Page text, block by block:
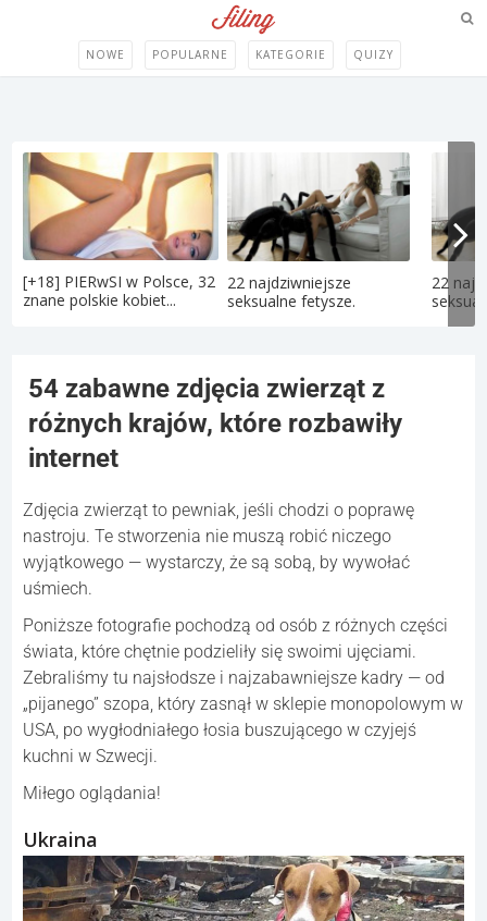
NOWE POPULARNE KATEGORIE QUIZY
[+18] PIERwSI w Polsce, 32
znane polskie kobiet...
22 najdziwniejsze
seksualne fetysze.
22
54 zabawne zdjęcia zwierząt z
różnych krajów, które rozbawiły
internet
Zdjęcia zwierząt to pewniak, jeśli chodzi o poprawę
nastroju. Te stworzenia nie muszą robić niczego
wyjątkowego — wystarczy, że są sobą, by wywołać
uśmiech.
Poniższe fotografie pochodzą od osób z różnych części
świata, które chętnie podzieliły się swoimi ujęciami.
Zebraliśmy tu najsłodsze i najzabawniejsze kadry — od
„pijanego” szopa, który zasnął w sklepie monopolowym w
USA, po wygłodniałego łosia buszującego w czyjejś
kuchni w Szwecji.
Miłego oglądania!
Ukraina